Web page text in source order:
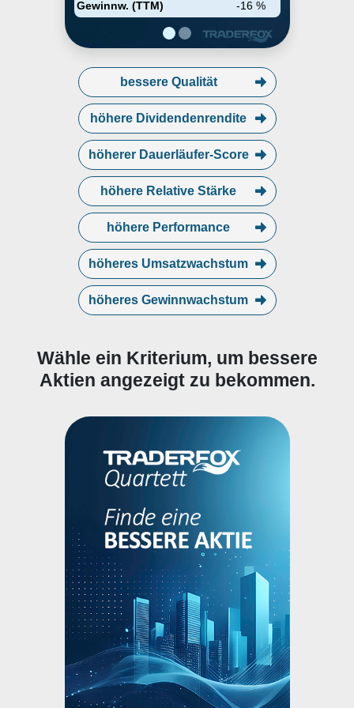
Gewinnw. (TTM)
-16 %
improve customers’ yields by
protecting critical materials during
manufacturing, transportation,
that monitor, protect, transport
and deliver critical liquid
chemistries, wafers, and oth
bessere Qualität
höhere Dividendenrendite
höherer Dauerläufer-Score
höhere Relative Stärke
höhere Performance
höheres Umsatzwachstum
höheres Gewinnwachstum
Wähle ein Kriterium, um bessere
Aktien angezeigt zu bekommen.